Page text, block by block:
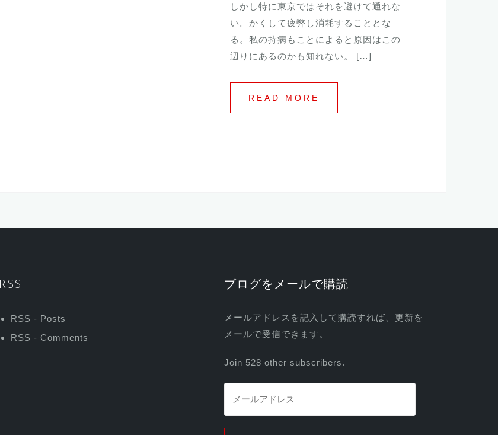
しかし特に東京ではそれを避けて通れな
い。かくして疲弊し消耗することとな
る。私の持病もことによると原因はこの
辺りにあるのかも知れない。 […]
READ MORE
RSS
RSS - Posts
RSS - Comments
ブログをメールで購読
メールアドレスを記入して購読すれば、更新を
メールで受信できます。
Join 528 other subscribers.